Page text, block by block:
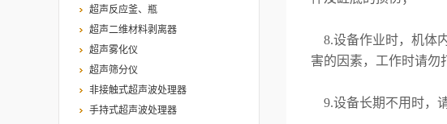
超声反应釜、瓶
超声二维材料剥离器
超声雾化仪
超声筛分仪
非接触式超声波处理器
手持式超声波处理器
8.设备作业时，机体
害的因素，工作时请勿
9.设备长期不用时，